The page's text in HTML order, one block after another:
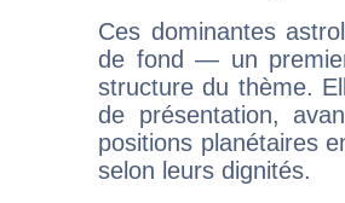
Ces dominantes
de fond — un
structure du thème.
de présentation,
positions planétaires
selon leurs dignités.